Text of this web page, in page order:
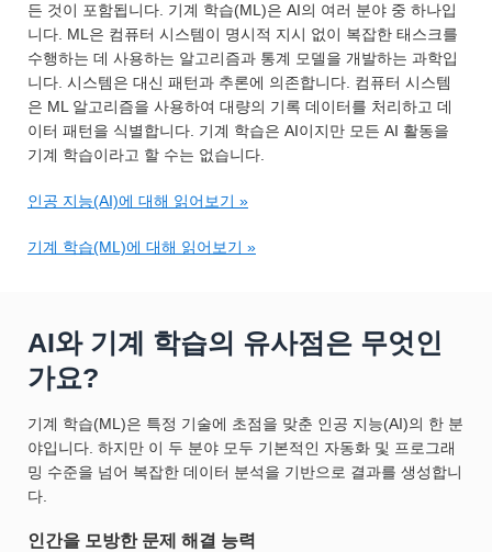
든 것이 포함됩니다. 기계 학습(ML)은 AI의 여러 분야 중 하나입
니다. ML은 컴퓨터 시스템이 명시적 지시 없이 복잡한 태스크를
수행하는 데 사용하는 알고리즘과 통계 모델을 개발하는 과학입
니다. 시스템은 대신 패턴과 추론에 의존합니다. 컴퓨터 시스템
은 ML 알고리즘을 사용하여 대량의 기록 데이터를 처리하고 데
이터 패턴을 식별합니다. 기계 학습은 AI이지만 모든 AI 활동을
기계 학습이라고 할 수는 없습니다.
인공 지능(AI)에 대해 읽어보기 »
기계 학습(ML)에 대해 읽어보기 »
AI와 기계 학습의 유사점은 무엇인
가요?
기계 학습(ML)은 특정 기술에 초점을 맞춘 인공 지능(AI)의 한 분
야입니다. 하지만 이 두 분야 모두 기본적인 자동화 및 프로그래
밍 수준을 넘어 복잡한 데이터 분석을 기반으로 결과를 생성합니
다.
인간을 모방한 문제 해결 능력